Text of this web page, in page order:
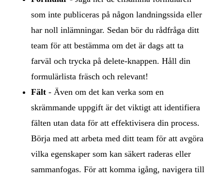
som inte publiceras på någon landningssida eller
har noll inlämningar. Sedan bör du rådfråga ditt
team för att bestämma om det är dags att ta
farväl och trycka på delete-knappen. Håll din
formulärlista fräsch och relevant!
Fält - Även om det kan verka som en
skrämmande uppgift är det viktigt att identifiera
fälten utan data för att effektivisera din process.
Börja med att arbeta med ditt team för att avgöra
vilka egenskaper som kan säkert raderas eller
sammanfogas. För att komma igång, navigera till